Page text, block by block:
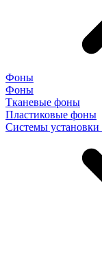
Фоны
Фоны
Тканевые фоны
Пластиковые фоны
Системы